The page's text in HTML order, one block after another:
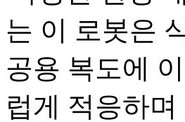
는 이 로봇은
공용 복도에
럽게 적응하